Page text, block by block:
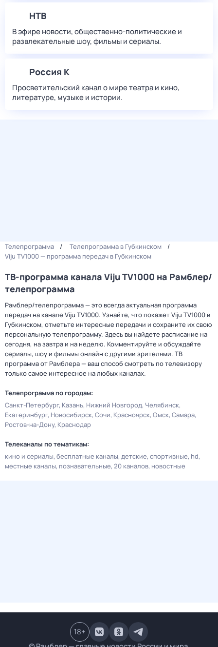
НТВ
В эфире новости, общественно-политические и
развлекательные шоу, фильмы и сериалы.
Россия К
Просветительский канал о мире театра и кино,
литературе, музыке и истории.
Телепрограмма
Телепрограмма в Губкинском
Viju TV1000 — программа передач в Губкинском
ТВ-программа канала Viju TV1000 на Рамблер/
телепрограмма
Рамблер/телепрограмма — это всегда актуальная программа
передач на канале Viju TV1000. Узнайте, что покажет Viju TV1000 в
Губкинском, отметьте интересные передачи и сохраните их свою
персональную телепрограмму. Здесь вы найдете расписание на
сегодня, на завтра и на неделю. Комментируйте и обсуждайте
сериалы, шоу и фильмы онлайн с другими зрителями. ТВ
программа от Рамблера — ваш способ смотреть по телевизору
только самое интересное на любых каналах.
Телепрограмма по городам:
Санкт-Петербург Казань Нижний Новгород Челябинск
Екатеринбург Новосибирск Сочи Красноярск Омск Самара
Ростов-на-Дону Краснодар
Телеканалы по тематикам:
кино и сериалы бесплатные каналы детские спортивные hd
местные каналы познавательные 20 каналов новостные
18+